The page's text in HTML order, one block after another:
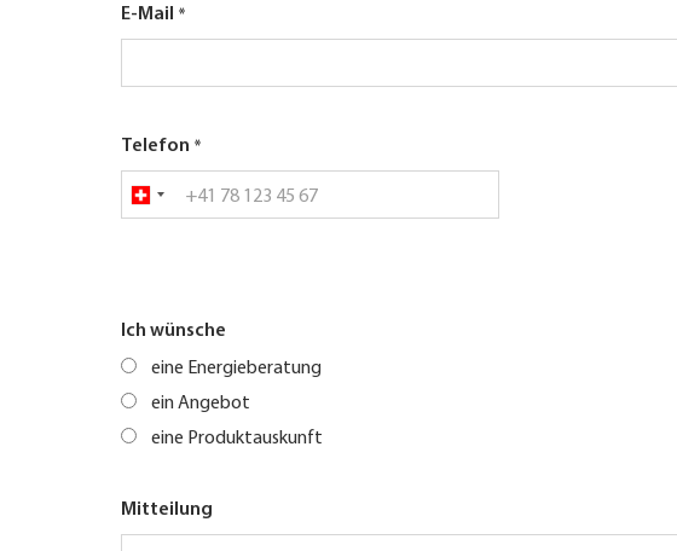
E-Mail
Telefon
Ich wünsche
eine Energieberatung
ein Angebot
eine Produktauskunft
Mitteilung